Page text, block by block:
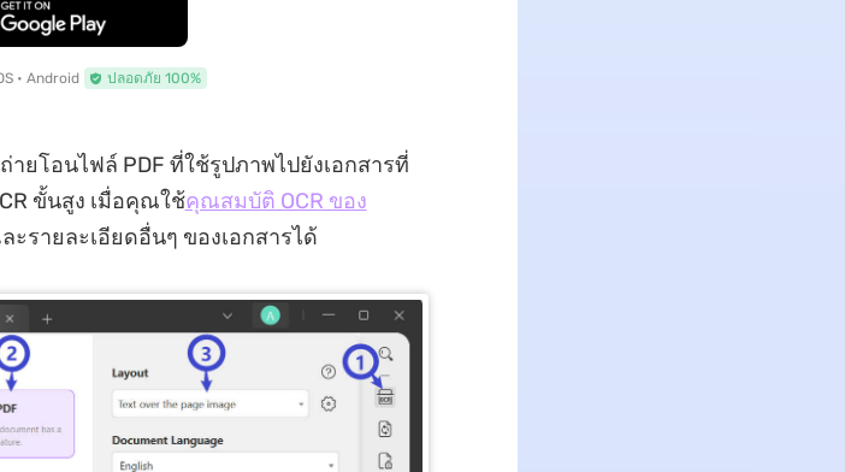
น์โหลดฟรี
• Android ปลอดภัย 100%
ยโอนไฟล์ PDF ที่ใช้รูปภาพไปยังเอกสารที่
ขั้นสูง เมื่อคุณใช้คุณสมบัติ OCR ของ
รายละเอียดอื่นๆ ของเอกสารได้